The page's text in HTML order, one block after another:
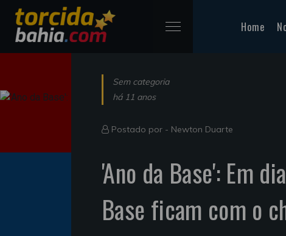
Home
Sem categoria
há 11 anos
Postado por - Newton Duarte
'Ano da Base': Em
Base ficam com o